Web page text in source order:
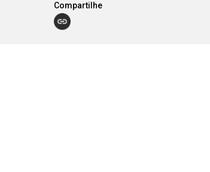
Compartilhe